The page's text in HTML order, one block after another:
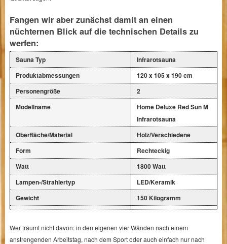
Fangen wir aber zunächst damit an einen
nüchternen Blick auf die technischen Details zu
werfen:
Sauna Typ
Infrarotsauna
Produktabmessungen
120 x 105 x 190 cm
Personengröße
2
Modellname
Home Deluxe Red Sun M
Infrarotsauna
Oberfläche/Material
Holz/Verschiedene
Form
Rechteckig
Watt
1800 Watt
Lampen-/Strahlertyp
LED/Keramik
Gewicht
150 Kilogramm
Wer träumt nicht davon: in den eigenen vier Wänden nach einem
anstrengenden Arbeitstag, nach dem Sport oder auch einfach nur nach